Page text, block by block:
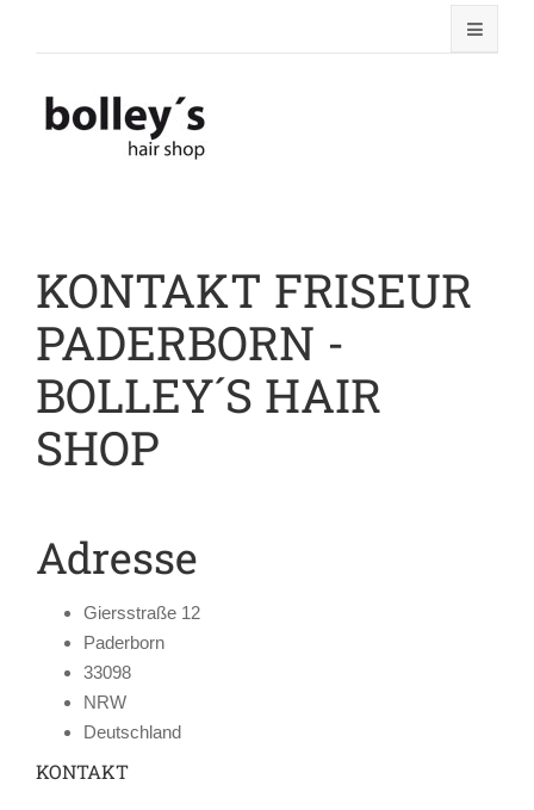
KONTAKT FRISEUR
PADERBORN -
BOLLEY´S HAIR
SHOP
Adresse
Giersstraße 12
Paderborn
33098
NRW
Deutschland
KONTAKT